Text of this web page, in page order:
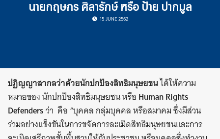
นายกฤษกร ศิลารักษ์ หรือ ป้าย ปากมูล
15 JUNE 2562
ปฏิญญาสากลว่าด้วยนักปกป้องสิทธิมนุษยชนได้ให้ความ
หมายของ นักปกป้องสิทธิมนุษยชน หรือ Human Rights
Defendersว่า คือ “บุคคล กลุ่มบุคคล หรือสมาคม ซึ่งมีส่วน
ร่วมอย่างแข็งขันในการขจัดการละเมิดสิทธิมนุษยชนและการ